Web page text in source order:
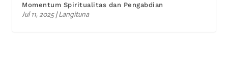
Momentum Spiritualitas dan Pengabdian
Jul 11, 2025|Langituna